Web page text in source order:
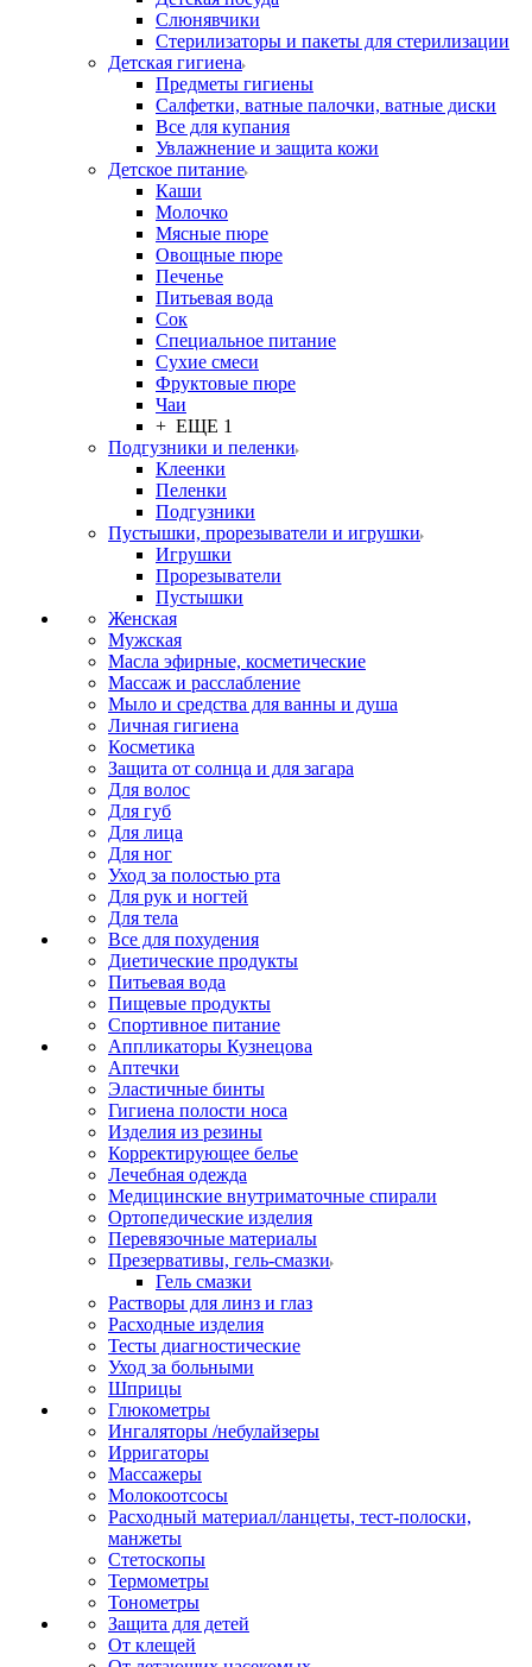
Слюнявчики
Стерилизаторы и пакеты для стерилизации
Детская гигиена
Предметы гигиены
Салфетки, ватные палочки, ватные диски
Все для купания
Увлажнение и защита кожи
Детское питание
Каши
Молочко
Мясные пюре
Овощные пюре
Печенье
Питьевая вода
Сок
Специальное питание
Сухие смеси
Фруктовые пюре
Чаи
+ ЕЩЕ 1
Подгузники и пеленки
Клеенки
Пеленки
Подгузники
Пустышки, прорезыватели и игрушки
Игрушки
Прорезыватели
Пустышки
Женская
Мужская
Масла эфирные, косметические
Массаж и расслабление
Мыло и средства для ванны и душа
Личная гигиена
Косметика
Защита от солнца и для загара
Для волос
Для губ
Для лица
Для ног
Уход за полостью рта
Для рук и ногтей
Для тела
Все для похудения
Диетические продукты
Питьевая вода
Пищевые продукты
Спортивное питание
Аппликаторы Кузнецова
Аптечки
Эластичные бинты
Гигиена полости носа
Изделия из резины
Корректирующее белье
Лечебная одежда
Медицинские внутриматочные спирали
Ортопедические изделия
Перевязочные материалы
Презервативы, гель-смазки
Гель смазки
Растворы для линз и глаз
Расходные изделия
Тесты диагностические
Уход за больными
Шприцы
Глюкометры
Ингаляторы /небулайзеры
Ирригаторы
Массажеры
Молокоотсосы
Расходный материал/ланцеты, тест-полоски,
манжеты
Стетоскопы
Термометры
Тонометры
Защита для детей
От клещей